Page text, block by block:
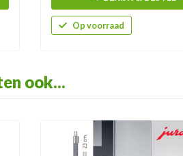
Op voorraad
ook...